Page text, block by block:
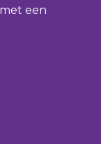
een